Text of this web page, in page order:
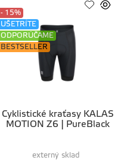
Cyklistické kraťasy KALAS
MOTION Z6 | PureBlack
- 15%
UŠETRÍTE
ODPORÚČAME
BESTSELLER
externý sklad